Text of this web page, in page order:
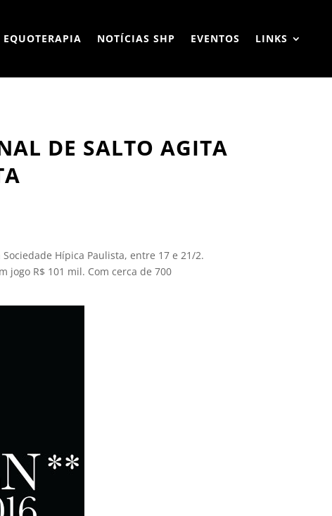
EQUOTERAPIA NOTÍCIAS SHP EVENTOS LINKS
DE SALTO AGITA
Hípica Paulista, entre 17 e 21/2.
jogo R$ 101 mil. Com cerca de 700